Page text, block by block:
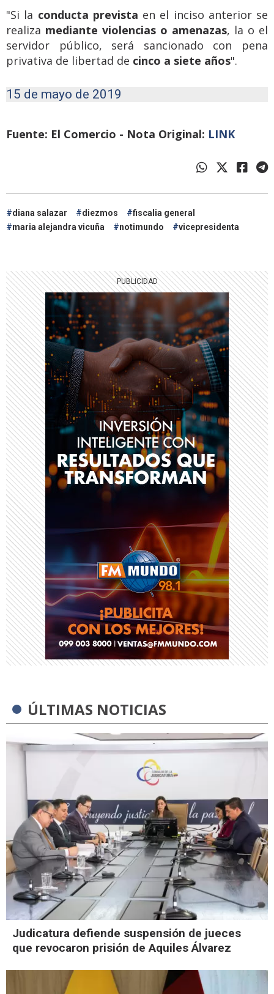
"Si la conducta prevista en el inciso anterior se
realiza mediante violencias o amenazas, la o el
servidor público, será sancionado con pena
privativa de libertad de cinco a siete años".
15 de mayo de 2019
Fuente: El Comercio - Nota Original: LINK
diana salazar diezmos
fiscalia general
maria alejandra vicuña
notimundo vicepresidenta
ÚLTIMAS NOTICIAS
Judicatura defiende suspensión de jueces
que revocaron prisión de Aquiles Álvarez